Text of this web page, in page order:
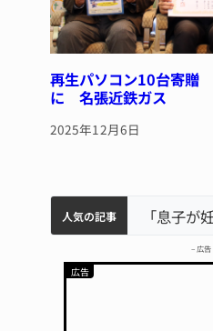
再生パソコン10台寄贈
に 名張近鉄ガス
2025年12月6日
人気の記事
名張市水道料金47％値上げへ 答申案、審議会で大筋まとまる
中学校の陶壁モニュメント 地元建設会社がボランティアで清掃 伊賀名張市立病院のDMAT、熊本地震の被災地へ 能登以来3回目の派遣
– 広告